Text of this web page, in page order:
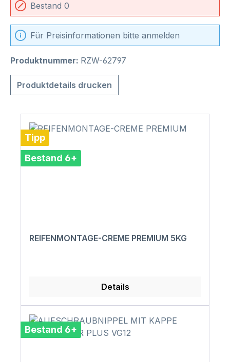
Bestand 0
Für Preisinformationen bitte anmelden
Produktnummer: RZW-62797
Produktdetails drucken
Tipp
Bestand 6+
REIFENMONTAGE-CREME PREMIUM 5KG
Details
Bestand 6+